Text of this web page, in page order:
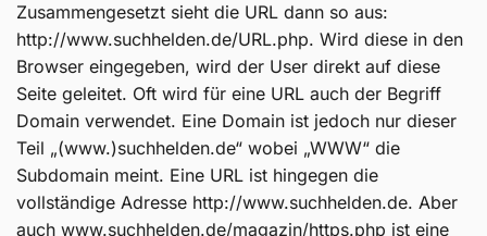
Zusammengesetzt sieht die URL dann so aus:
http://www.suchhelden.de/URL.php. Wird diese in den
Browser eingegeben, wird der User direkt auf diese
Seite geleitet. Oft wird für eine URL auch der Begriff
Domain verwendet. Eine Domain ist jedoch nur dieser
Teil „(www.)suchhelden.de“ wobei „WWW“ die
Subdomain meint. Eine URL ist hingegen die
vollständige Adresse http://www.suchhelden.de. Aber
auch www.suchhelden.de/magazin/https.php ist eine